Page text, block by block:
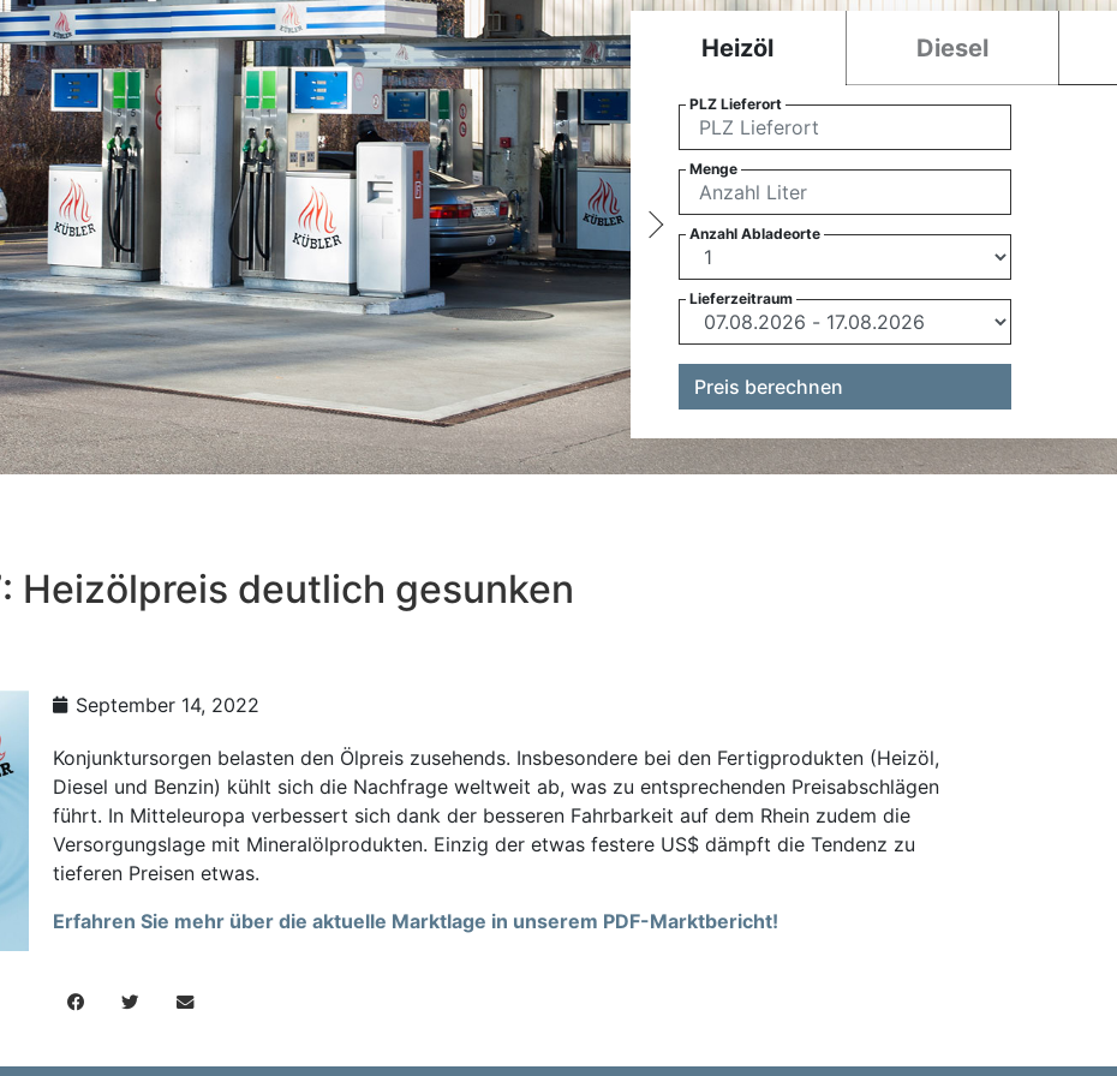
Heizöl Diesel
PLZ Lieferort
Menge
Anzahl Abladeorte
Lieferzeitraum
Preis berechnen
Heizölpreis deutlich gesunken
September 14, 2022
Konjunktursorgen belasten den Ölpreis zusehends. Insbesondere bei den Fertigprodukten (Heizöl,
Diesel und Benzin) kühlt sich die Nachfrage weltweit ab, was zu entsprechenden Preisabschlägen
führt. In Mitteleuropa verbessert sich dank der besseren Fahrbarkeit auf dem Rhein zudem die
Versorgungslage mit Mineralölprodukten. Einzig der etwas festere US$ dämpft die Tendenz zu
tieferen Preisen etwas.
Erfahren Sie mehr über die aktuelle Marktlage in unserem PDF-Marktbericht!